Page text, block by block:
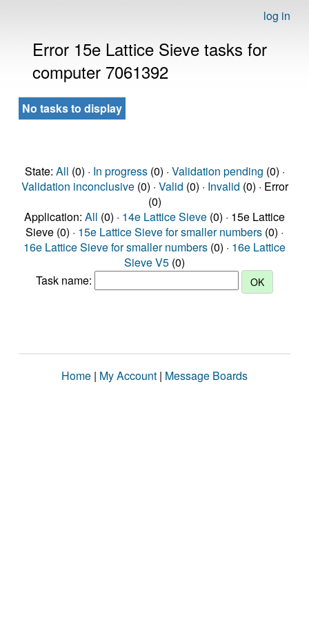
log in
Error 15e Lattice Sieve tasks for
computer 7061392
No tasks to display
State: All (0) · In progress(0) · Validation pending (0) ·
Validation inconclusive(0) · Valid (0) · Invalid (0) · Error
(0)
Application: All (0) · 14e Lattice Sieve (0) · 15e Lattice
Sieve (0) · 15e Lattice Sieve for smaller numbers (0) ·
16e Lattice Sieve for smaller numbers (0) · 16e Lattice
Sieve V5 (0)
Task name:
Home | My Account | Message Boards